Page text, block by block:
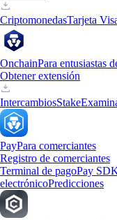
CriptomonedasTarjeta
OnchainPara entusiastas
Obtener extensión
IntercambiosStake
PayPara comerciantes
Registro de comerciantes
Terminal de pagoPay
electrónicoPredicciones